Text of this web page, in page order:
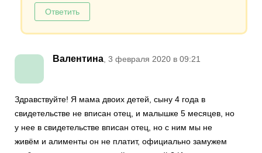
Ответить
Валентина, 3 февраля 2020 в 09:21
Здравствуйте! Я мама двоих детей, сыну 4 года в
свидетельстве не вписан отец, и малышке 5 месяцев, но
у нее в свидетельстве вписан отец, но с ним мы не
живём и алименты он не платит, официально замужем